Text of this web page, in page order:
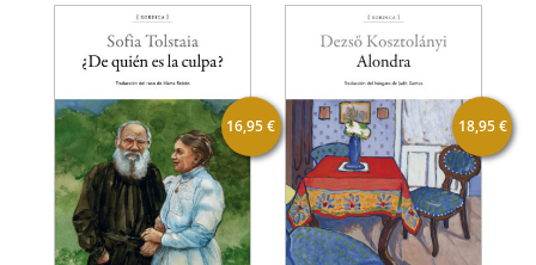
16,95 € 18,95€